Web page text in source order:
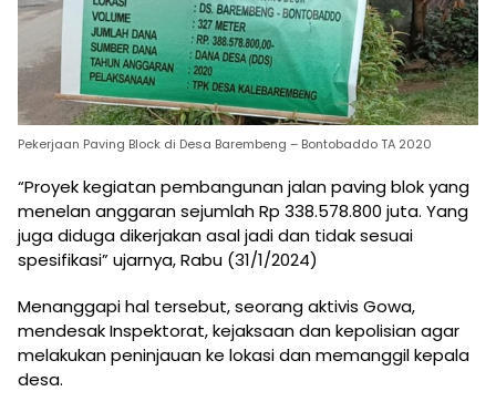
Pekerjaan Paving Block di Desa Barembeng – Bontobaddo TA 2020
“Proyek kegiatan pembangunan jalan paving blok yang
menelan anggaran sejumlah Rp 338.578.800 juta. Yang
juga diduga dikerjakan asal jadi dan tidak sesuai
spesifikasi” ujarnya, Rabu (31/1/2024)
Menanggapi hal tersebut, seorang aktivis Gowa,
mendesak Inspektorat, kejaksaan dan kepolisian agar
melakukan peninjauan ke lokasi dan memanggil kepala
desa.